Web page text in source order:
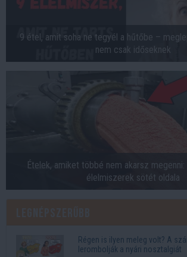
9 étel, amit soha ne tegyél a hűtőbe –
nem csak időseknek
Ételek, amiket többé nem akarsz
élelmiszerek sötét oldala
Régen is ilyen meleg volt? A
lerombolják a nyári nosztalgiát